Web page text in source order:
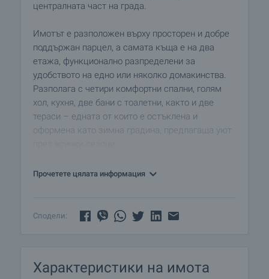
централната част на града.
Имотът е разположен върху просторен и добре
поддържан парцел, а самата къща е на два
етажа, функционално разпределени за
удобството на едно или няколко домакинства.
Разполага с четири комфортни спални, голям
хол, кухня, две бани с тоалетни, както и две
тераси – едната от които е остъклена и
оформена като зимна градина, предлагаща уют
На партерно ниво са обособени два големи
с обширно складово помещение, подходящо за
барбекю зона – идеално място за събирания с
Прочетете цялата информация
Сподели:
Характеристики на имота